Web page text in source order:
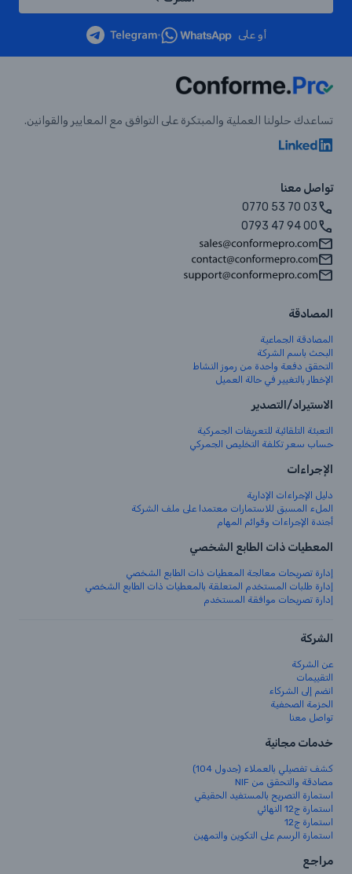
أو على •
تساعدك حلولنا العملية والمبتكرة على التوافق مع المعايير والقوانين.
تواصل معنا
0770 53 70 03
0793 47 94 00
المصادقة
المصادقة الجماعية
البحث باسم الشركة
التحقق دفعة واحدة من رموز النشاط
الإخطار بالتغيير في حالة العميل
الاستيراد/التصدير
التعبئة التلقائية للتعريفات الجمركية
حساب سعر تكلفة التخليص الجمركي
الإجراءات
دليل الإجراءات الإدارية
الملء المسبق للاستمارات معتمدا على ملف الشركة
أجندة الإجراءات وقوائم المهام
المعطيات ذات الطابع الشخصي
إدارة تصريحات معالجة المعطيات ذات الطابع الشخصي
إدارة طلبات المستخدم المتعلقة بالمعطيات ذات الطابع الشخصي
إدارة تصريحات موافقة المستخدم
الشركة
عن الشركة
التقييمات
انضم إلى الشركاء
الحزمة الصحفية
تواصل معنا
خدمات مجانية
كشف تفصيلي بالعملاء (جدول 104)
مصادقة والتحقق من NIF
استمارة التصريح بالمستفيد الحقيقي
استمارة ج12 النهائي
استمارة ج12
استمارة الرسم على التكوين والتمهين
مراجع